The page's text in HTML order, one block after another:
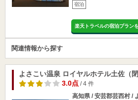
宿泊
楽天トラベルの宿泊プラン
関連情報から探す
よさこい温泉 ロイヤルホテル土佐（閉
3.0点/ 4 件
高知県 / 安芸郡芸西村 /